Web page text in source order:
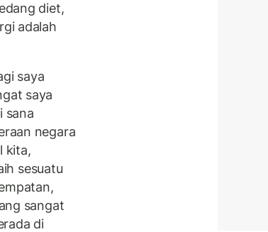
diet,
adalah
saya
saya
sana
negara
kita,
sesuatu
sangat
di